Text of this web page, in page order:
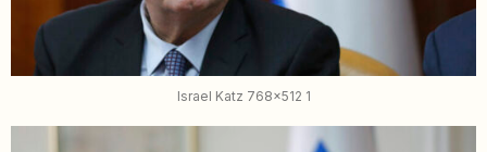
Israel Katz 768x512 1